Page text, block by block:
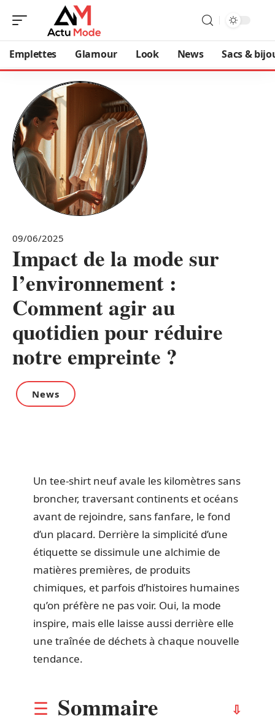
Emplettes Glamour Look News Sacs &
09/06/2025
Impact de la mode sur
l’environnement :
Comment agir au
quotidien pour réduire
notre empreinte ?
News
Un tee-shirt neuf avale les kilomètres sans
broncher, traversant continents et océans
avant de rejoindre, sans fanfare, le fond
d’un placard. Derrière la simplicité d’une
étiquette se dissimule une alchimie de
matières premières, de produits
chimiques, et parfois d’histoires humaines
qu’on préfère ne pas voir. Oui, la mode
inspire, mais elle laisse aussi derrière elle
une traînée de déchets à chaque nouvelle
tendance.
Sommaire